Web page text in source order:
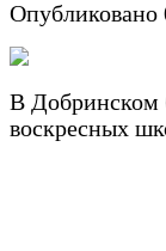
Опубликовано
В Добринском
воскресных